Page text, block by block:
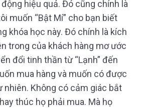
hiệu quả. Đó cũng chính là
muốn “Bật Mí” cho bạn biết
khóa học này. Đó chính là kích
trong của khách hàng mơ ước
đổi tinh thần từ “Lạnh” đến
mua hàng và muốn có được
nhiên. Không có cảm giác bắt
thúc họ phải mua. Mà họ